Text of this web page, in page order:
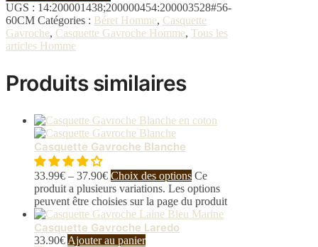
UGS : 14:200001438;200000454:200003528#56-
60CM Catégories : Béret Homme, Casquette
Gavroche, Casquette Gavroche Homme, Tous les
articles Homme
Produits similaires
Casquette Gavroche Blanche
33.99€ – 37.90€ Choix des options Ce
produit a plusieurs variations. Les options
peuvent être choisies sur la page du produit
Casquette Gavroche Laredo
33.90€ Ajouter au panier